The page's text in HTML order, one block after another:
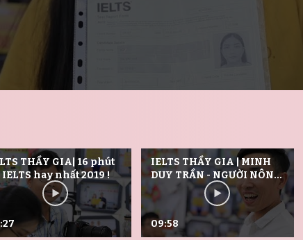
THẦY GIA| 16 phút
IELTS hay nhất 2019 !
IELTS THẦY GIA | MINH
DUY TRẦN - NGƯỜI NÔNG
DÂN TRÀ VINH- ĐẠT CAM
KẾT IELTS ĐI CANADA
7|2019.
09:58